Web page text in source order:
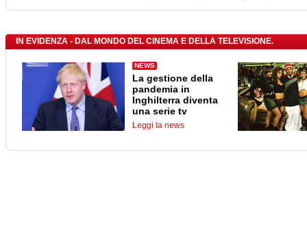
IN EVIDENZA - DAL MONDO DEL CINEMA E DELLA TELEVISIONE.
NEWS
La gestione della
pandemia in
Inghilterra diventa
una serie tv
Leggi la news